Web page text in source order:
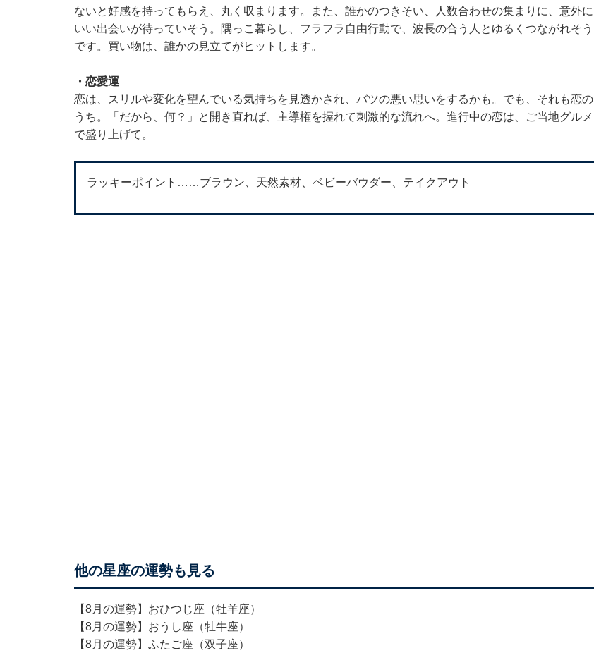
ないと好感を持ってもらえ、丸く収まります。また、誰かのつきそい、人数合わせの集まりに、意外に
いい出会いが待っていそう。隅っこ暮らし、フラフラ自由行動で、波長の合う人とゆるくつながれそう
です。買い物は、誰かの見立てがヒットします。
・恋愛運
恋は、スリルや変化を望んでいる気持ちを見透かされ、バツの悪い思いをするかも。でも、それも恋の
うち。「だから、何？」と開き直れば、主導権を握れて刺激的な流れへ。進行中の恋は、ご当地グルメ
で盛り上げて。
ラッキーポイント……ブラウン、天然素材、ベビーバウダー、テイクアウト
他の星座の運勢も見る
【8月の運勢】おひつじ座（牡羊座）
【8月の運勢】おうし座（牡牛座）
【8月の運勢】ふたご座（双子座）